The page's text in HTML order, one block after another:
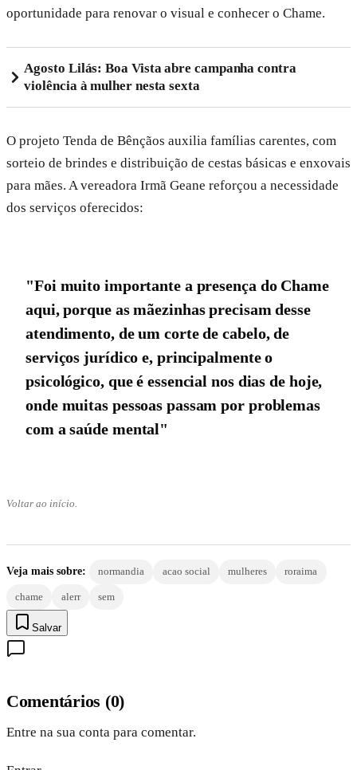
oportunidade para renovar o visual e conhecer o Chame.
Agosto Lilás: Boa Vista abre campanha contra
violência à mulher nesta sexta
O projeto Tenda de Bênçãos auxilia famílias carentes, com
sorteio de brindes e distribuição de cestas básicas e enxovais
para mães. A vereadora Irmã Geane reforçou a necessidade
dos serviços oferecidos:
"Foi muito importante a presença do Chame
aqui, porque as mãezinhas precisam desse
atendimento, de um corte de cabelo, de
serviços jurídico e, principalmente o
psicológico, que é essencial nos dias de hoje,
onde muitas pessoas passam por problemas
com a saúde mental"
Voltar ao início.
Veja mais sobre: normandia acao social mulheres roraima
chame alerr sem
Salvar
Comentários (0)
Entre na sua conta para comentar.